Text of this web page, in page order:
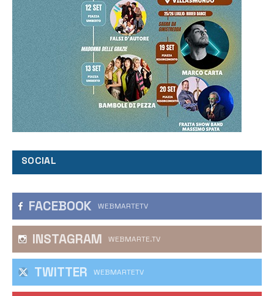
SOCIAL
FACEBOOK WEBMARTETV
INSTAGRAM WEBMARTE.TV
TWITTER WEBMARTETV